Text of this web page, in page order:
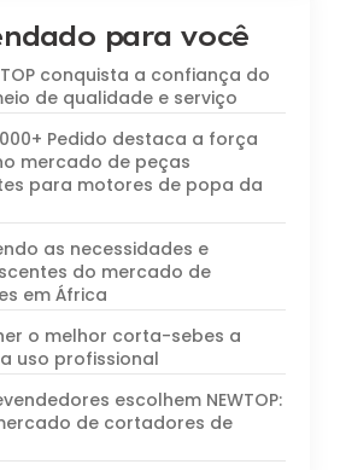
para você
conquista a confiança do
de qualidade e serviço
Pedido destaca a força
mercado de peças
para motores de popa da
as necessidades e
do mercado de
em África
o melhor corta-sebes a
uso profissional
escolhem NEWTOP:
de cortadores de